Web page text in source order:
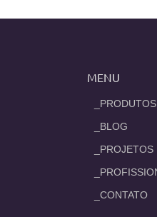
MENU
_BLOG
_PROJETOS
_CONTATO